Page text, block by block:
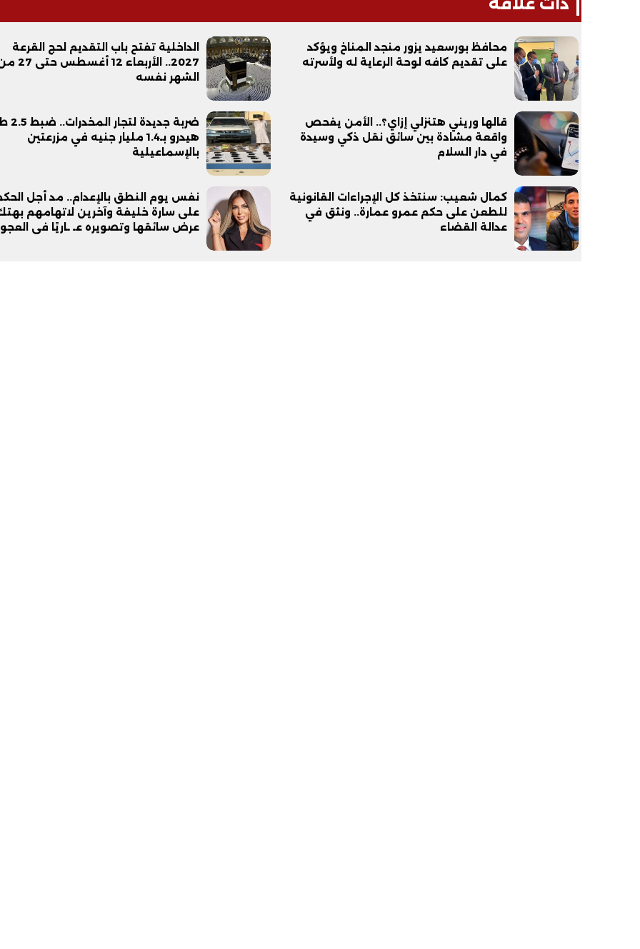
ذات علاقة
محافظ بورسعيد يزور منجد المناخ ويؤكد
على تقديم كافه لوحة الرعاية له ولأسرته
الداخلية تفتح باب التقديم لحج القرعة
2027.. الأربعاء 12 أغسطس
الشهر نفسه
قالها وريني هتنزلي إزاي؟.. الأمن يفحص
واقعة مشادة بين سائق نقل ذكي وسيدة
في دار السلام
ضربة جديدة
هيدرو بـ1.4 مليار جنيه في مزرعتين
بالإسماعيلية
كمال شعيب: سنتخذ كل الإجراءات القانونية
للطعن على حكم عمرو عمارة.. ونثق في
عدالة القضاء
نفس يوم النطق بالإعدام.. مد أجل
على سارة خليفة وآخرين لاتهامهم
عرض سائقها وتصويره عـ ـاريًا فى